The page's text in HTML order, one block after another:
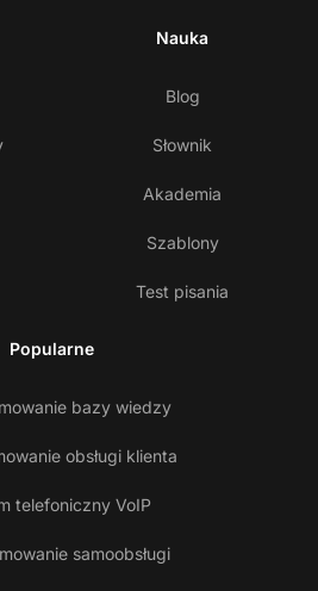
Nauka
Blog
Słownik
Akademia
Szablony
Test pisania
Popularne
bazy wiedzy
obsługi klienta
telefoniczny VoIP
samoobsługi